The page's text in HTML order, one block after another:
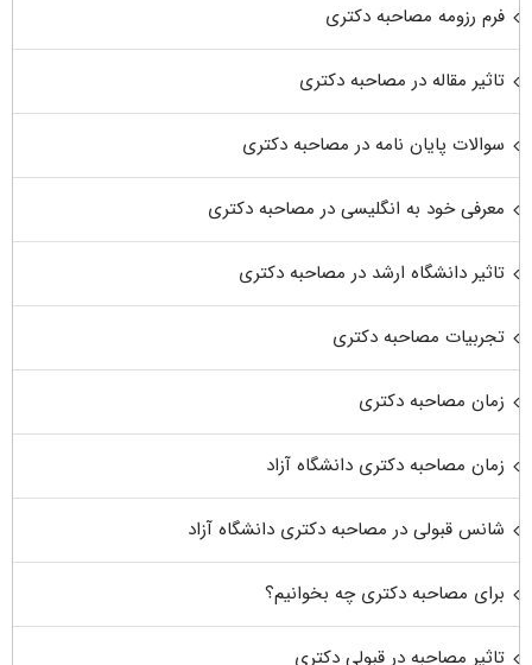
فرم رزومه مصاحبه دکتری
تاثیر مقاله در مصاحبه دکتری
سوالات پایان نامه در مصاحبه دکتری
معرفی خود به انگلیسی در مصاحبه دکتری
تاثیر دانشگاه ارشد در مصاحبه دکتری
تجربیات مصاحبه دکتری
زمان مصاحبه دکتری
زمان مصاحبه دکتری دانشگاه آزاد
شانس قبولی در مصاحبه دکتری دانشگاه آزاد
برای مصاحبه دکتری چه بخوانیم؟
تاثیر مصاحبه در قبولی دکتری